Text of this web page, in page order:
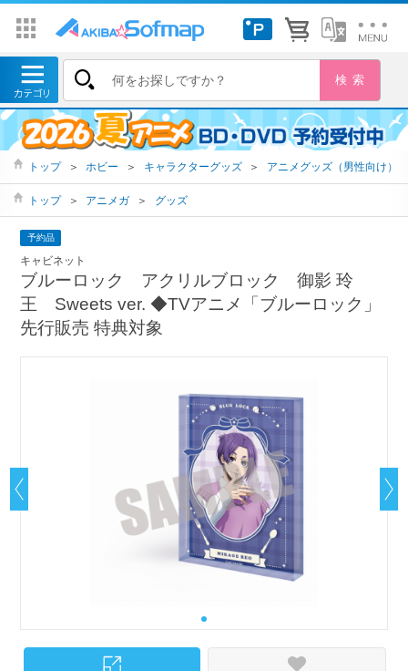
トップ ＞ ホビー ＞ キャラクターグッズ ＞ アニメグッズ（男性向け）
トップ ＞ アニメガ ＞ グッズ
予約品
キャビネット
ブルーロック アクリルブロック 御影 玲
王 Sweets ver. ◆TVアニメ「ブルーロック」
先行販売 特典対象